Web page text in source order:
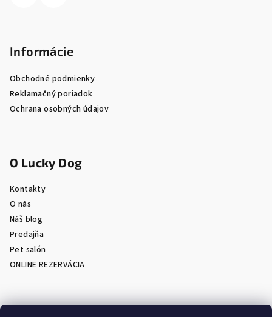
Informácie
Obchodné podmienky
Reklamačný poriadok
Ochrana osobných údajov
O Lucky Dog
Kontakty
O nás
Náš blog
Predajňa
Pet salón
ONLINE REZERVÁCIA